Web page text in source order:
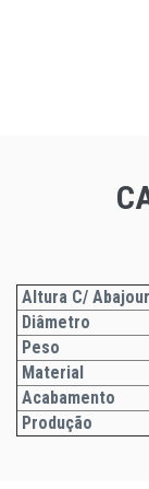
Altura C/ Abajour
Diâmetro
Peso
Material
Acabamento
Produção